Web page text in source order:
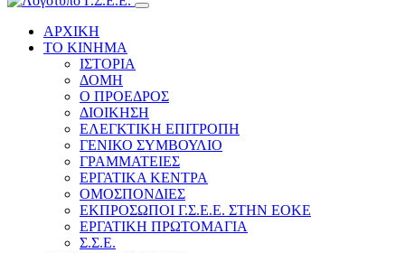
ΑΡΧΙΚΗ
ΤΟ ΚΙΝΗΜΑ
ΙΣΤΟΡΙΑ
ΔΟΜΗ
Ο ΠΡΟΕΔΡΟΣ
ΔΙΟΙΚΗΣΗ
ΕΛΕΓΚΤΙΚΗ ΕΠΙΤΡΟΠΗ
ΓΕΝΙΚΟ ΣΥΜΒΟΥΛΙΟ
ΓΡΑΜΜΑΤΕΙΕΣ
ΕΡΓΑΤΙΚΑ ΚΕΝΤΡΑ
ΟΜΟΣΠΟΝΔΙΕΣ
ΕΚΠΡΟΣΩΠΟΙ Γ.Σ.Ε.Ε. ΣΤΗΝ ΕΟΚΕ
ΕΡΓΑΤΙΚΗ ΠΡΩΤΟΜΑΓΙΑ
Σ.Σ.Ε.